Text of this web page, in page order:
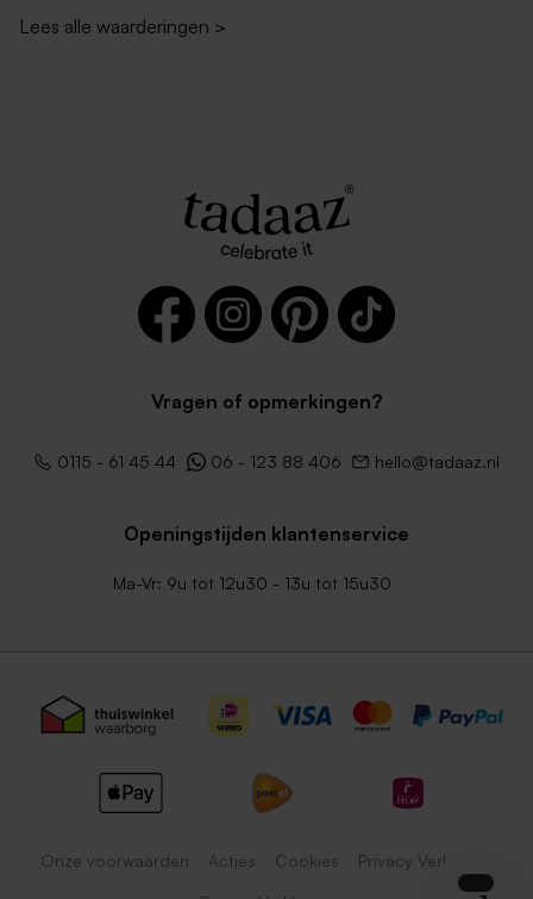
Lees alle waarderingen >
Vragen of opmerkingen?
0115 - 61 45 44 06 - 123 88 406 hello@tadaaz.nl
Openingstijden klantenservice
Ma-Vr: 9u tot 12u30 - 13u tot 15u30
Onze voorwaarden Acties Cookies Privacy Verklaring